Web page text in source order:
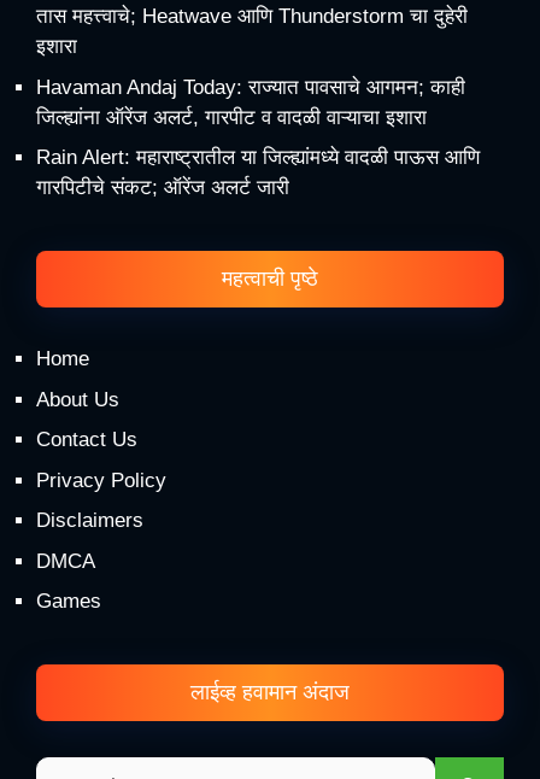
तास महत्त्वाचे; Heatwave आणि Thunderstorm चा दुहेरी
इशारा
Havaman Andaj Today: राज्यात पावसाचे आगमन; काही
जिल्ह्यांना ऑरेंज अलर्ट, गारपीट व वादळी वाऱ्याचा इशारा
Rain Alert: महाराष्ट्रातील या जिल्ह्यांमध्ये वादळी पाऊस आणि
गारपिटीचे संकट; ऑरेंज अलर्ट जारी
महत्वाची पृष्ठे
Home
About Us
Contact Us
Privacy Policy
Disclaimers
DMCA
Games
लाईव्ह हवामान अंदाज